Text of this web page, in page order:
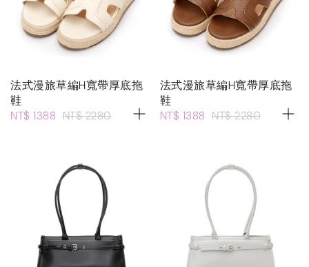
法式漫旅草編H寬帶厚底拖
鞋
NT$ 1388 NT$ 2280
法式漫旅草編H寬帶厚底拖
鞋
NT$ 1388 NT$ 2280